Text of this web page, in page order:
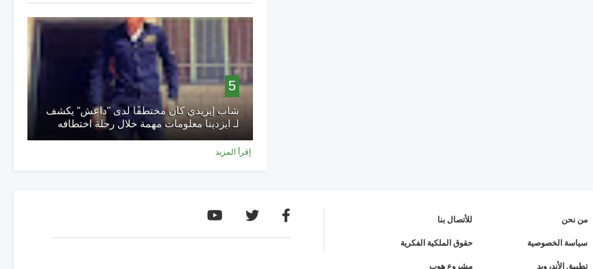
5
شاب إيزيدي كان مختطفًا لدى "داعش" يكشف
لـ ايزدينا معلومات مهمة خلال رحلة اختطافه
إقرأ المزيد
من نحن للأتصال بنا
سياسة الخصوصية حقوق الملكية الفكرية
تطبيق الأندرويد مشروع هوب